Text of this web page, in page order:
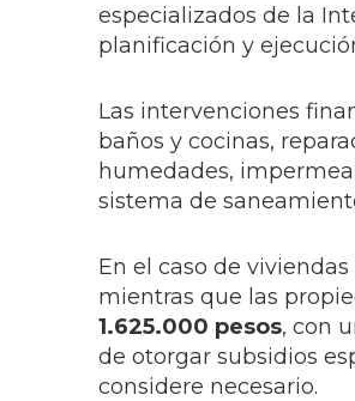
especializados de la
planificación y
Las intervenciones
baños y cocinas,
humedades,
sistema de
En el caso de
mientras que las
1.625.000 pesos, con
de otorgar subsidios
considere necesario.